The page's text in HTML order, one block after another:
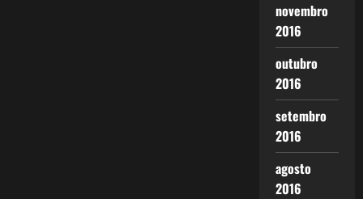
novembro
2016
outubro
2016
setembro
2016
agosto
2016